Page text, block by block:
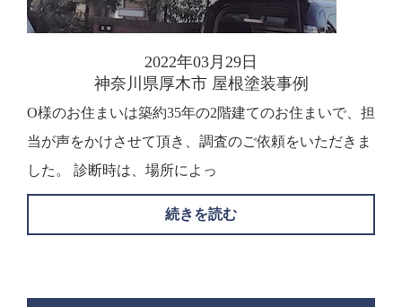
2022年03月29日
神奈川県厚木市 屋根塗装事例
O様のお住まいは築約35年の2階建てのお住まいで、担
当が声をかけさせて頂き、調査のご依頼をいただきま
した。 診断時は、場所によっ
続きを読む